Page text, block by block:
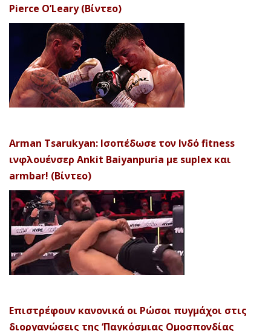
Pierce O’Leary (Βίντεο)
Arman Tsarukyan: Ισοπέδωσε τον Ινδό fitness
ινφλουένσερ Ankit Baiyanpuria με suplex και
armbar! (Βίντεο)
Επιστρέφουν κανονικά οι Ρώσοι πυγμάχοι στις
διοργανώσεις της ‘Παγκόσμιας Ομοσπονδίας